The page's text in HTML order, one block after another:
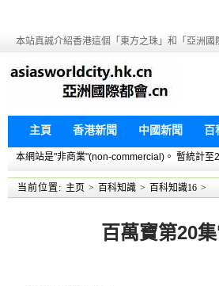
本站真誠介紹香港這個「東方之珠」和「亞洲國
主頁 香港新聞 中國新聞 百
本網站是"非商業"(non-commercial)。 暫統計
当前位置: 主页 > 百科知識 > 百科知識16 >
百萬寶第20